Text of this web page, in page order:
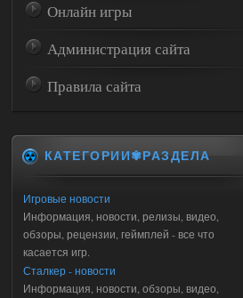
Онлайн игры
Администрация сайта
Правила сайта
КАТЕГОРИИ✾РАЗДЕЛА
Игровые новости
Информация, новости, релизы, видео,
обзоры, рецензии, геймплей - все что
касается игр.
Сталкер - новости
Информация, новости, обзоры, видео,